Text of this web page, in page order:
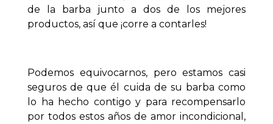
de la barba junto a dos de los mejores
productos, así que ¡corre a contarles!
Podemos equivocarnos, pero estamos casi
seguros de que él cuida de su barba como
lo ha hecho contigo y para recompensarlo
por todos estos años de amor incondicional,